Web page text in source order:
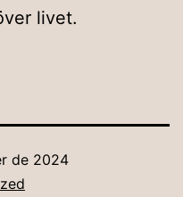
livet.
de 2024